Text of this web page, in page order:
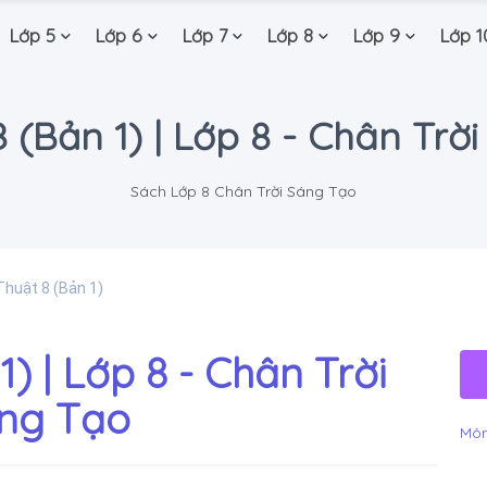
Lớp 5 Lớp 6 Lớp 7 Lớp 8 Lớp 9 Lớp
(Bản 1) | Lớp 8 - Chân
Sách Lớp 8 Chân Trời Sáng Tạo
8 (Bản 1)
| Lớp 8 - Chân Trời
Tạo